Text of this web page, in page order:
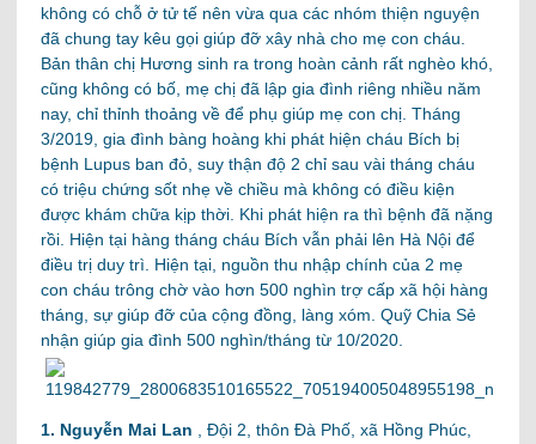
không có chỗ ở tử tế nên vừa qua các nhóm thiện nguyện
đã chung tay kêu gọi giúp đỡ xây nhà cho mẹ con cháu.
Bản thân chị Hương sinh ra trong hoàn cảnh rất nghèo khó,
cũng không có bố, mẹ chị đã lập gia đình riêng nhiều năm
nay, chỉ thỉnh thoảng về để phụ giúp mẹ con chị. Tháng
3/2019, gia đình bàng hoàng khi phát hiện cháu Bích bị
bệnh Lupus ban đỏ, suy thận độ 2 chỉ sau vài tháng cháu
có triệu chứng sốt nhẹ về chiều mà không có điều kiện
được khám chữa kịp thời. Khi phát hiện ra thì bệnh đã nặng
rồi. Hiện tại hàng tháng cháu Bích vẫn phải lên Hà Nội để
điều trị duy trì. Hiện tại, nguồn thu nhập chính của 2 mẹ
con cháu trông chờ vào hơn 500 nghìn trợ cấp xã hội hàng
tháng, sự giúp đỡ của cộng đồng, làng xóm. Quỹ Chia Sẻ
nhận giúp gia đình 500 nghìn/tháng từ 10/2020.
1. Nguyễn Mai Lan ,Đội 2, thôn Đà Phố, xã Hồng Phúc,